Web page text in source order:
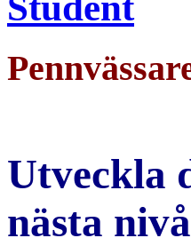
Utveckla
nästa